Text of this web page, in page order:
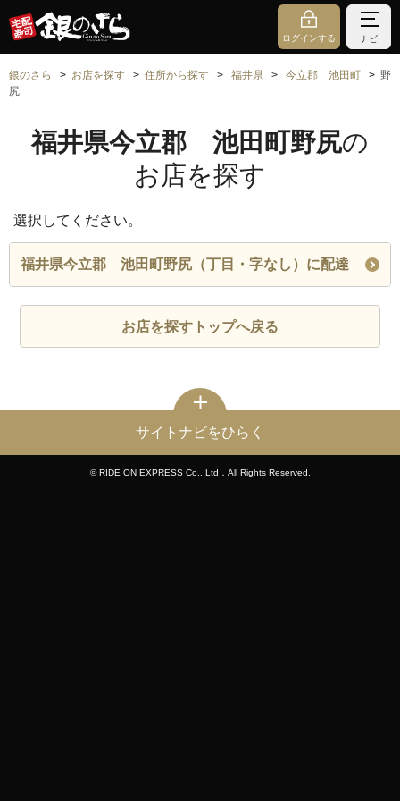
ログインする ナビ
銀のさら お店を探す 住所から探す 福井県 今立郡 池田町
野
尻
福井県今立郡 池田町野尻の
お店を探す
選択してください。
福井県今立郡 池田町野尻（丁目・字なし）に配達
お店を探すトップへ戻る
サイトナビをひらく
© RIDE ON EXPRESS Co., Ltd．All Rights Reserved.